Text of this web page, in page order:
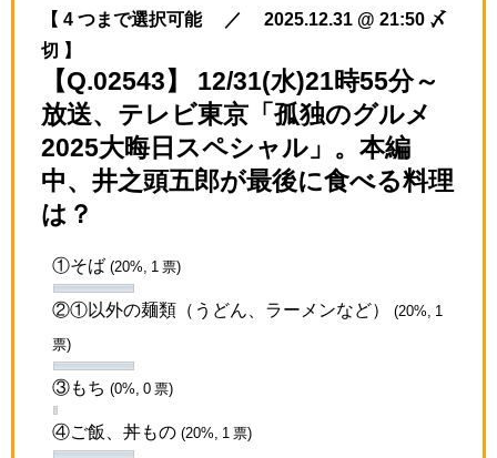
【 4 つまで選択可能 ／ 2025.12.31 @ 21:50 〆
切 】
【Q.02543】 12/31(水)21時55分～
放送、テレビ東京「孤独のグルメ
2025大晦日スペシャル」。本編
中、井之頭五郎が最後に食べる料理
は？
①そば (20%, 1 票)
②①以外の麺類（うどん、ラーメンなど） (20%, 1
票)
③もち (0%, 0 票)
④ご飯、丼もの (20%, 1 票)